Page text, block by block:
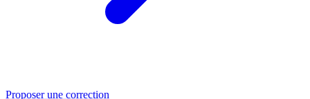
Proposer une correction